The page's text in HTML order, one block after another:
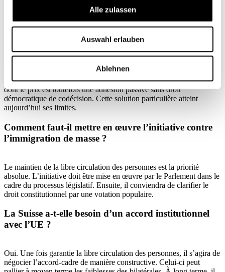
Alle zulassen
Auswahl erlauben
Ablehnen
Quelle importance revêtent les accords bilatéraux
de l’adhésion intégrale, sont une solution transitoire dans notre
relation avec l’UE. Elles présentent des avantages économiques,
dont le prix est toutefois une adhésion passive sans droit
démocratique de codécision. Cette solution particulière atteint
aujourd’hui ses limites.
Comment faut-il mettre en œuvre l’initiative contre
l’immigration de masse ?
Le maintien de la libre circulation des personnes est la priorité
absolue. L’initiative doit être mise en œuvre par le Parlement dans le
cadre du processus législatif. Ensuite, il conviendra de clarifier le
droit constitutionnel par une votation populaire.
La Suisse a-t-elle besoin d’un accord institutionnel
avec l’UE ?
Oui. Une fois garantie la libre circulation des personnes, il s’agira de
négocier l’accord-cadre de manière constructive. Celui-ci peut